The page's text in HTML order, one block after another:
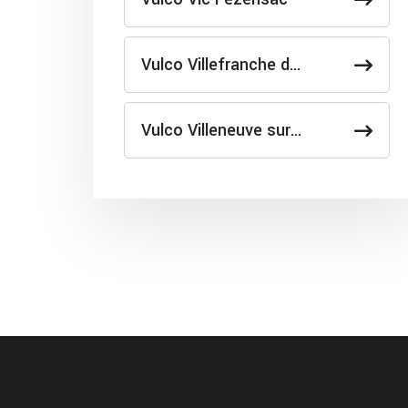
Vulco Villefranche d…
Vulco Villeneuve sur…